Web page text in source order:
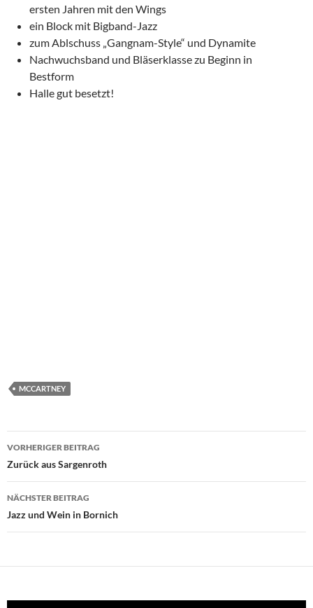
ersten Jahren mit den Wings
ein Block mit Bigband-Jazz
zum Ablschuss „Gangnam-Style“ und Dynamite
Nachwuchsband und Bläserklasse zu Beginn in
Bestform
Halle gut besetzt!
MCCARTNEY
Beitragsnavigation
VORHERIGER BEITRAG
Zurück aus Sargenroth
NÄCHSTER BEITRAG
Jazz und Wein in Bornich